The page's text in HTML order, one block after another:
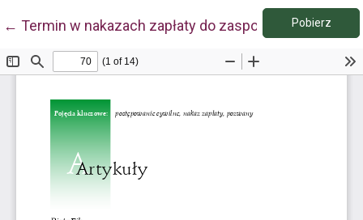
← Wróć do szczegółów artykułu
Termin w nakazach zapłaty do zaspokojeniaPobierz